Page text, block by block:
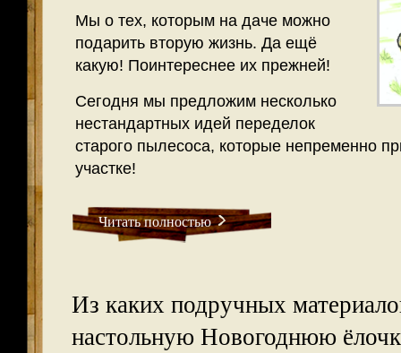
Мы о тех, которым на даче можно
подарить вторую жизнь. Да ещё
какую! Поинтереснее их прежней!
Сегодня мы предложим несколько
нестандартных идей переделок
старого пылесоса, которые непременно
участке!
Читать полностью
Из каких подручных
настольную Новогоднюю